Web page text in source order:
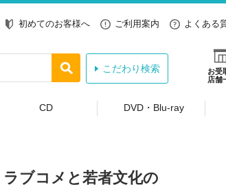
初めてのお客様へ ご利用案内 よくある
お受
店舗
こだわり検索
CD DVD・Blu-ray
ブコメと若者文化の